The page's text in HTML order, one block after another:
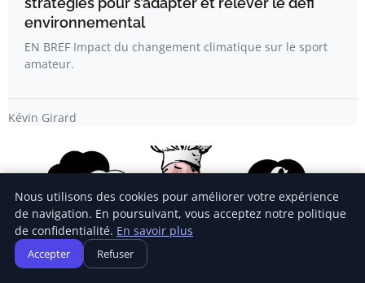
environnemental
EN BREF Impact du changement climatique sur le sport
amateur.
Kévin Girard
Nous utilisons des cookies pour améliorer votre expérience
de navigation. En poursuivant, vous acceptez notre politique
de confidentialité. En savoir plus
Accepter Refuser